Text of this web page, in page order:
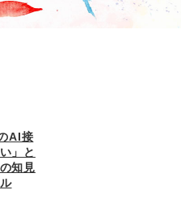
AI接
」と
知見